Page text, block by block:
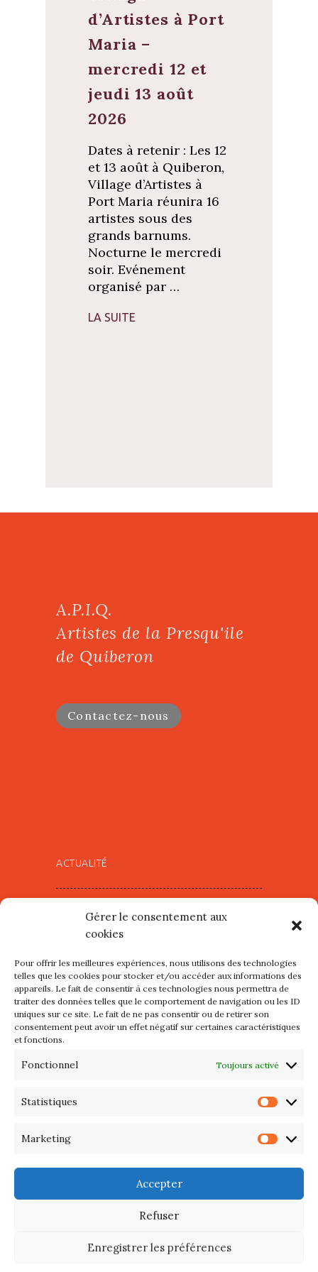
Gérer le consentement aux
cookies
Pour offrir les meilleures expériences, nous utilisons des technologies
telles que les cookies pour stocker et/ou accéder aux informations des
appareils. Le fait de consentir à ces technologies nous permettra de
traiter des données telles que le comportement de navigation ou les ID
uniques sur ce site. Le fait de ne pas consentir ou de retirer son
consentement peut avoir un effet négatif sur certaines caractéristiques
et fonctions.
Fonctionnel Toujours activé
Statistiques
Marketing
Accepter
Refuser
Enregistrer les préférences
d’Artistes à Port
Maria –
mercredi 12 et
jeudi 13 août
2026
Dates à retenir : Les 12
et 13 août à Quiberon,
Village d’Artistes à
Port Maria réunira 16
artistes sous des
grands barnums.
Nocturne le mercredi
soir. Evénement
organisé par …
LA SUITE
A.P.I.Q.
Artistes de la Presqu'ile
de Quiberon
Contactez-nous
ACTUALITÉ
mercredi 12 et jeudi 13 août
2026
Les petits formats du Port
d’Orange : Mercredi 22 juillet de
10h à 20h
2026 – Maison du Phare de
d’artistes – 13 et 14 Septembre